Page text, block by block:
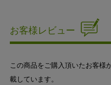
お客様レビュー
この商品をご購入頂いたお客様
載しています。